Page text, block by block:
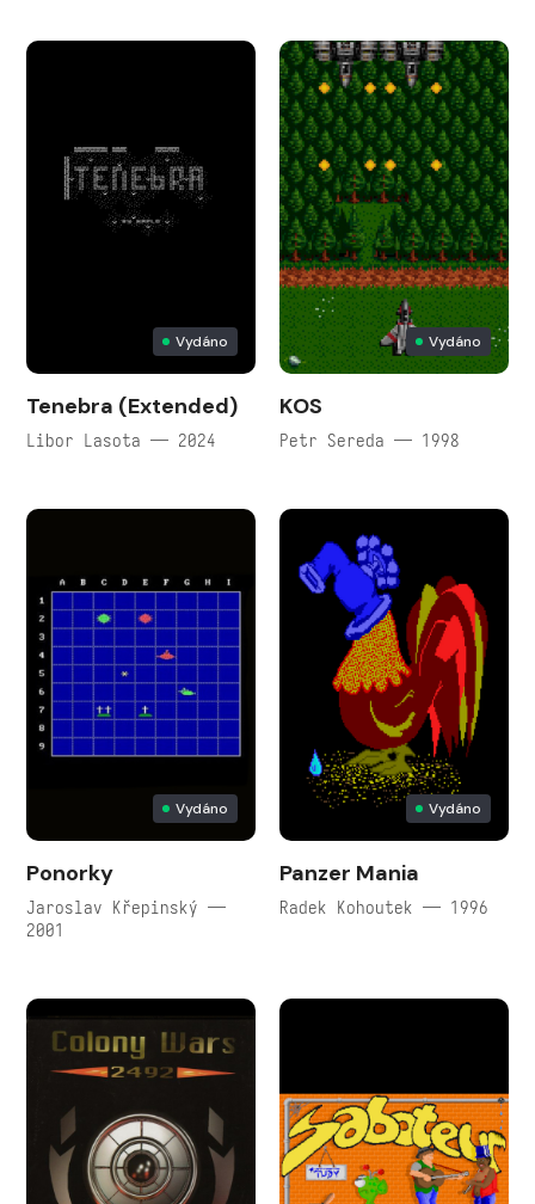
Vydáno
Tenebra (Extended)
Libor Lasota — 2024
Vydáno
KOS
Petr Sereda — 1998
Vydáno
Ponorky
Jaroslav Křepinský —
2001
Vydáno
Panzer Mania
Radek Kohoutek — 1996